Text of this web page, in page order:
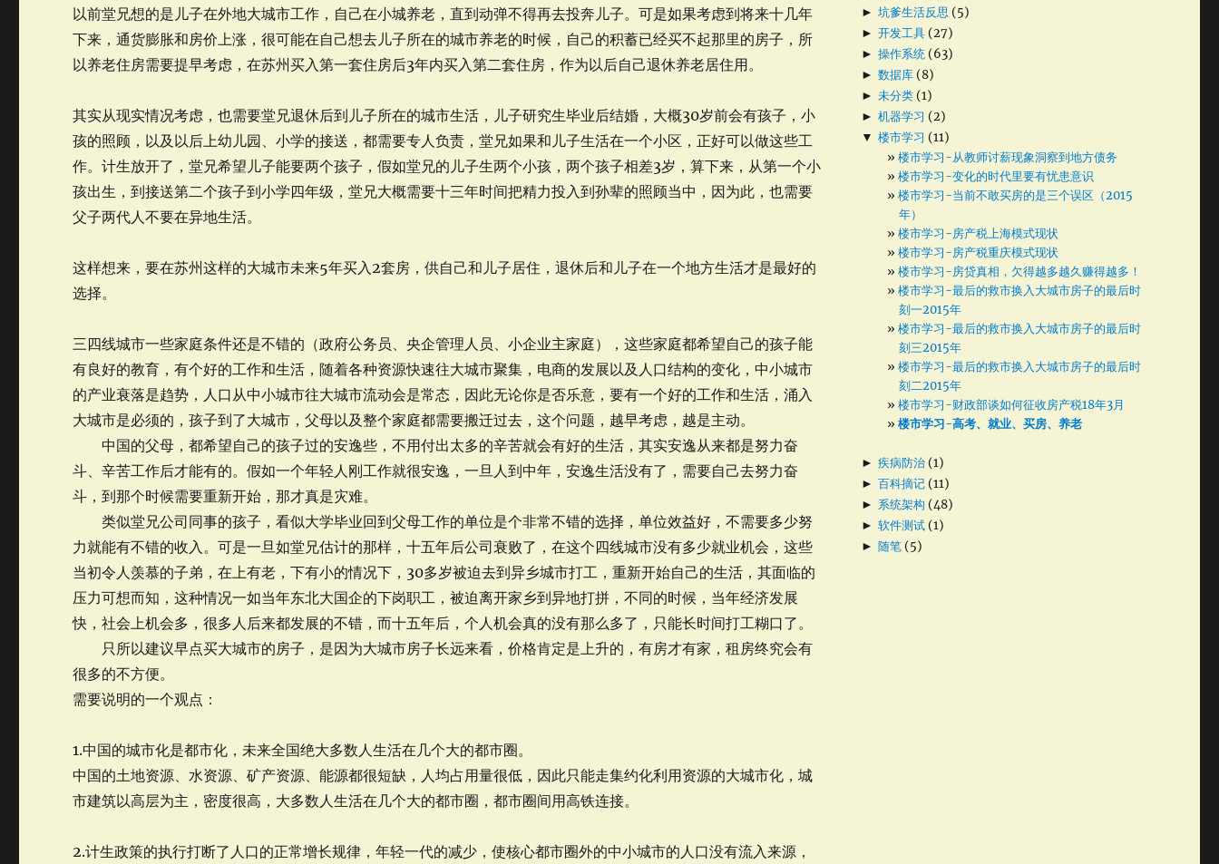
以前堂兄想的是儿子在外地大城市工作，自己在小城养老，直到动弹不得再去投奔儿子。可是如果考虑到将来十几年
下来，通货膨胀和房价上涨，很可能在自己想去儿子所在的城市养老的时候，自己的积蓄已经买不起那里的房子，所
以养老住房需要提早考虑，在苏州买入第一套住房后3年内买入第二套住房，作为以后自己退休养老居住用。
其实从现实情况考虑，也需要堂兄退休后到儿子所在的城市生活，儿子研究生毕业后结婚，大概30岁前会有孩子，小
孩的照顾，以及以后上幼儿园、小学的接送，都需要专人负责，堂兄如果和儿子生活在一个小区，正好可以做这些工
作。计生放开了，堂兄希望儿子能要两个孩子，假如堂兄的儿子生两个小孩，两个孩子相差3岁，算下来，从第一个小
孩出生，到接送第二个孩子到小学四年级，堂兄大概需要十三年时间把精力投入到孙辈的照顾当中，因为此，也需要
父子两代人不要在异地生活。
这样想来，要在苏州这样的大城市未来5年买入2套房，供自己和儿子居住，退休后和儿子在一个地方生活才是最好的
选择。
三四线城市一些家庭条件还是不错的（政府公务员、央企管理人员、小企业主家庭），这些家庭都希望自己的孩子能
有良好的教育，有个好的工作和生活，随着各种资源快速往大城市聚集，电商的发展以及人口结构的变化，中小城市
的产业衰落是趋势，人口从中小城市往大城市流动会是常态，因此无论你是否乐意，要有一个好的工作和生活，涌入
大城市是必须的，孩子到了大城市，父母以及整个家庭都需要搬迁过去，这个问题，越早考虑，越是主动。
中国的父母，都希望自己的孩子过的安逸些，不用付出太多的辛苦就会有好的生活，其实安逸从来都是努力奋
斗、辛苦工作后才能有的。假如一个年轻人刚工作就很安逸，一旦人到中年，安逸生活没有了，需要自己去努力奋
斗，到那个时候需要重新开始，那才真是灾难。
类似堂兄公司同事的孩子，看似大学毕业回到父母工作的单位是个非常不错的选择，单位效益好，不需要多少努
力就能有不错的收入。可是一旦如堂兄估计的那样，十五年后公司衰败了，在这个四线城市没有多少就业机会，这些
当初令人羡慕的子弟，在上有老，下有小的情况下，30多岁被迫去到异乡城市打工，重新开始自己的生活，其面临的
压力可想而知，这种情况一如当年东北大国企的下岗职工，被迫离开家乡到异地打拼，不同的时候，当年经济发展
快，社会上机会多，很多人后来都发展的不错，而十五年后，个人机会真的没有那么多了，只能长时间打工糊口了。
只所以建议早点买大城市的房子，是因为大城市房子长远来看，价格肯定是上升的，有房才有家，租房终究会有
很多的不方便。
需要说明的一个观点：
1.中国的城市化是都市化，未来全国绝大多数人生活在几个大的都市圈。
中国的土地资源、水资源、矿产资源、能源都很短缺，人均占用量很低，因此只能走集约化利用资源的大城市化，城
市建筑以高层为主，密度很高，大多数人生活在几个大的都市圈，都市圈间用高铁连接。
2.计生政策的执行打断了人口的正常增长规律，年轻一代的减少，使核心都市圈外的中小城市的人口没有流入来源，
► 坑爹生活反思 (5)
► 开发工具(27)
► 操作系统(63)
► 数据库(8)
► 未分类(1)
► 机器学习 (2)
▼ 楼市学习 (11)
楼市学习-从教师讨薪现象洞察到地方债务
楼市学习-变化的时代里要有忧患意识
楼市学习-当前不敢买房的是三个误区（2015
年）
楼市学习-房产税上海模式现状
楼市学习-房产税重庆模式现状
楼市学习-房贷真相，欠得越多越久赚得越多！
楼市学习-最后的救市换入大城市房子的最后时
刻一2015年
楼市学习-最后的救市换入大城市房子的最后时
刻三2015年
楼市学习-最后的救市换入大城市房子的最后时
刻二2015年
楼市学习-财政部谈如何征收房产税18年3月
楼市学习-高考、就业、买房、养老
► 疾病防治(1)
► 百科摘记(11)
► 系统架构 (48)
► 软件测试(1)
► 随笔(5)